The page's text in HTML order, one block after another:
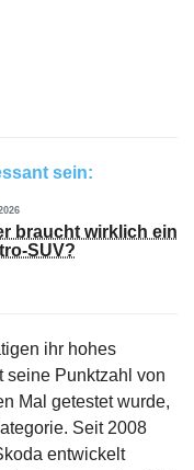
sein:
braucht wirklich ein
SUV?
ihr hohes
seine Punktzahl von
Mal getestet wurde,
Seit 2008
entwickelt